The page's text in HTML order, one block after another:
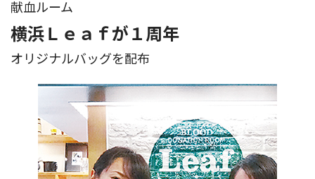
献血ルーム
横浜Ｌｅａｆが１周年
オリジナルバッグを配布